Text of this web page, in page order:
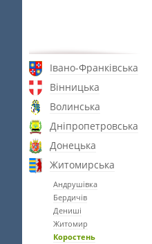
Івано-Франківська
Вінницька
Волинська
Дніпропетровська
Донецька
Житомирська
Андрушівка
Бердичів
Дениші
Житомир
Коростень